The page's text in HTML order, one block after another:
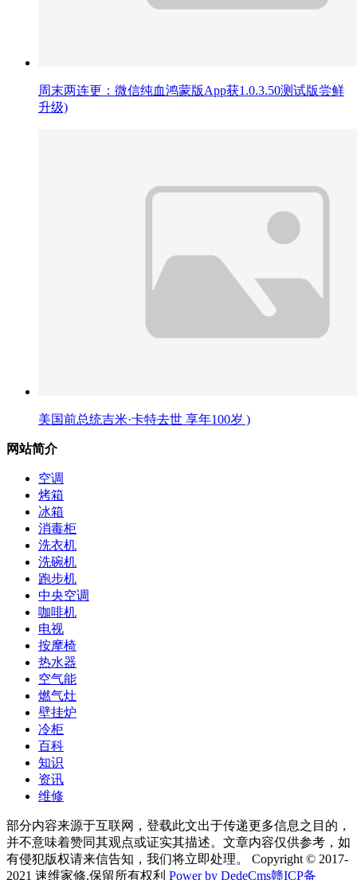
周末两连更：微信纯血鸿蒙版App获1.0.3.50测试版尝鲜
升级)
美国前总统吉米·卡特去世 享年100岁 )
网站简介
空调
烤箱
冰箱
消毒柜
洗衣机
洗碗机
跑步机
中央空调
咖啡机
电视
按摩椅
热水器
空气能
燃气灶
壁挂炉
冷柜
百科
知识
资讯
维修
部分内容来源于互联网，登载此文出于传递更多信息之目的，
并不意味着赞同其观点或证实其描述。文章内容仅供参考，如
有侵犯版权请来信告知，我们将立即处理。 Copyright © 2017-
2021 速维家修.保留所有权利 Power by DedeCms赣ICP备